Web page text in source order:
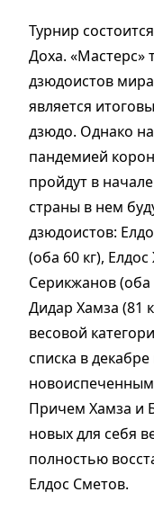
Турнир
Доха. «Мастерс»
дзюдоистов
является
дзюдо. Однако на
пандемией
пройдут в
страны в нем
дзюдоистов:
(оба 60 кг),
Серикжанов (оба
Дидар Хамза (81
весовой
списка в
Причем Хамза и
новых для себя
полностью
Елдос Сметов.